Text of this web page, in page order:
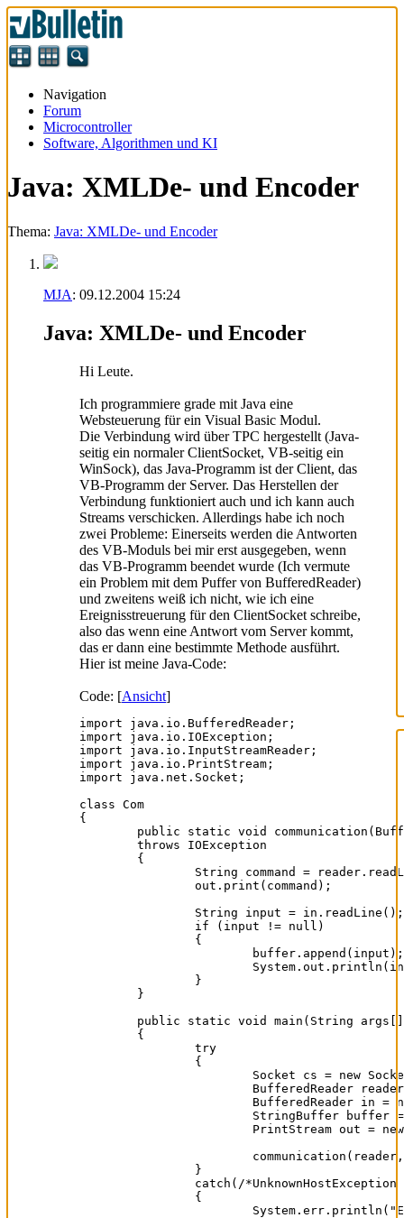
Navigation
Forum
Microcontroller
Software, Algorithmen und KI
Java: XMLDe- und Encoder
Thema: Java: XMLDe- und Encoder
MJA: 09.12.2004 15:24
Java: XMLDe- und Encoder
Hi Leute.
Ich programmiere grade mit Java eine
Websteuerung für ein Visual Basic Modul.
Die Verbindung wird über TPC hergestellt (Java-
seitig ein normaler ClientSocket, VB-seitig ein
WinSock), das Java-Programm ist der Client, das
VB-Programm der Server. Das Herstellen der
Verbindung funktioniert auch und ich kann auch
Streams verschicken. Allerdings habe ich noch
zwei Probleme: Einerseits werden die Antworten
des VB-Moduls bei mir erst ausgegeben, wenn
das VB-Programm beendet wurde (Ich vermute
ein Problem mit dem Puffer von BufferedReader)
und zweitens weiß ich nicht, wie ich eine
Ereignisstreuerung für den ClientSocket schreibe,
also das wenn eine Antwort vom Server kommt,
das er dann eine bestimmte Methode ausführt.
Hier ist meine Java-Code:
Code: [Ansicht]
import java.io.BufferedReader;
import java.io.IOException;
import java.io.InputStreamReader;
import java.io.PrintStream;
import java.net.Socket;
class Com
{